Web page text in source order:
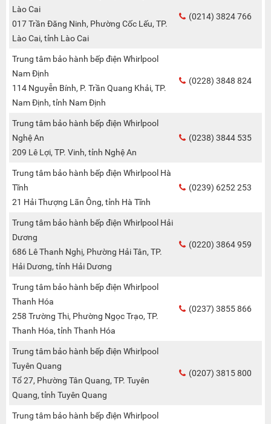
Lào Cai
017 Trần Đăng Ninh, Phường Cốc Lếu, TP.
Lào Cai, tỉnh Lào Cai
(0214) 3824 766
Trung tâm bảo hành bếp điện Whirlpool
Nam Định
114 Nguyễn Bính, P. Trần Quang Khải, TP.
Nam Định, tỉnh Nam Định
(0228) 3848 824
Trung tâm bảo hành bếp điện Whirlpool
Nghệ An
209 Lê Lợi, TP. Vinh, tỉnh Nghệ An
(0238) 3844 535
Trung tâm bảo hành bếp điện Whirlpool Hà
Tĩnh
21 Hải Thượng Lãn Ông, tỉnh Hà Tĩnh
(0239) 6252 253
Trung tâm bảo hành bếp điện Whirlpool Hải
Dương
686 Lê Thanh Nghị, Phường Hải Tân, TP.
Hải Dương, tỉnh Hải Dương
(0220) 3864 959
Trung tâm bảo hành bếp điện Whirlpool
Thanh Hóa
258 Trường Thi, Phường Ngọc Trạo, TP.
Thanh Hóa, tỉnh Thanh Hóa
(0237) 3855 866
Trung tâm bảo hành bếp điện Whirlpool
Tuyên Quang
Tổ 27, Phường Tân Quang, TP. Tuyên
Quang, tỉnh Tuyên Quang
(0207) 3815 800
Trung tâm bảo hành bếp điện Whirlpool